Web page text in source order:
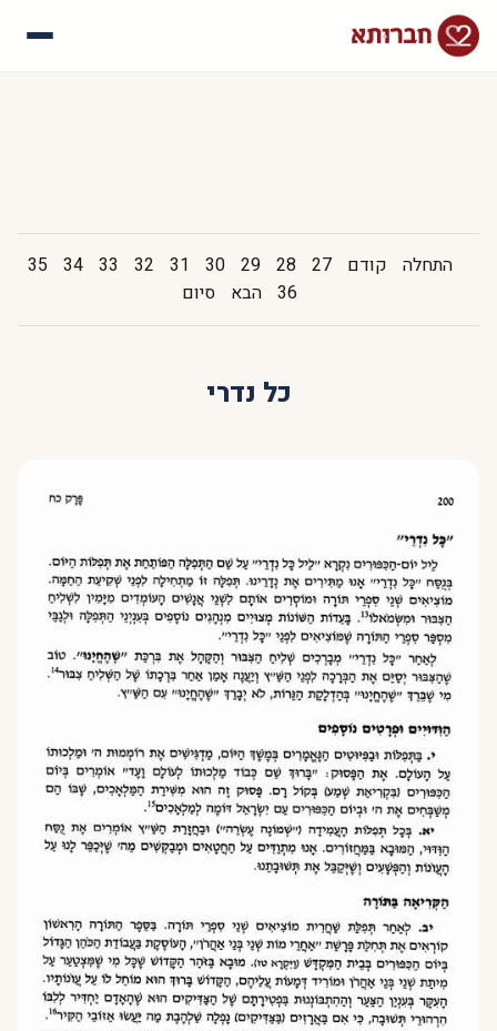
התחלה קודם 27
28
29
30
31
32
33
34
35
36 הבא סיום
כל נדרי